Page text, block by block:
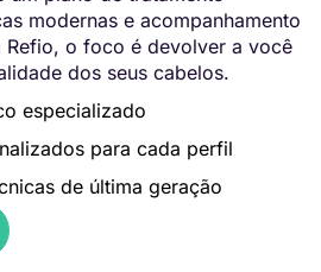
modernas e acompanhamento
Refio, o foco é devolver a você
dos seus cabelos.
especializado
para cada perfil
de última geração